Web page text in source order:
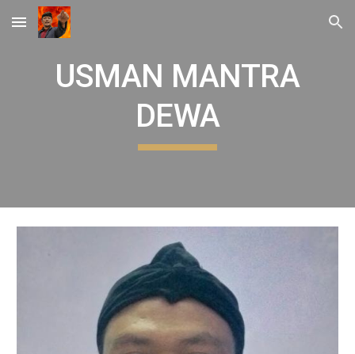
Skip to main content Skip to navigation
USMAN MANTRA
DEWA